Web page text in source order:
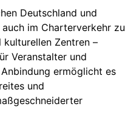
Deutschland und
im Charterverkehr zu
kulturellen Zentren –
Veranstalter und
ermöglicht es
und